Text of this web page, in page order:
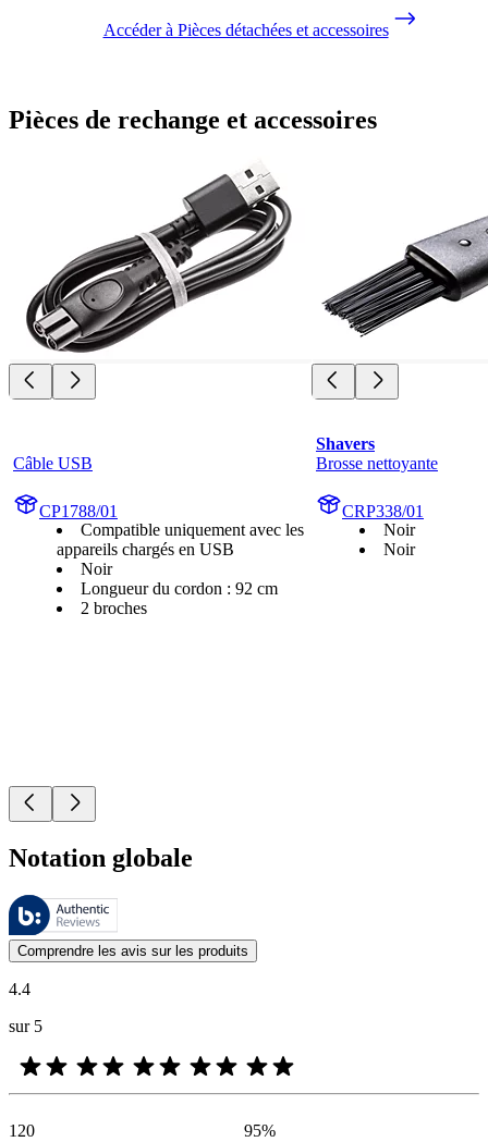
Accéder à Pièces détachées et accessoires
Pièces de rechange et accessoires
Câble USB
CP1788/01
Compatible uniquement avec les
appareils chargés en USB
Noir
Longueur du cordon : 92 cm
2 broches
Shavers
Brosse nettoyante
CRP338/01
Noir
Noir
Notation globale
Ces évaluations sont gérées par Bazaarvoice et sont conformes à la
Les avis des clients exprimés sous forme d'évaluations de produits
Comprendre les avis sur les produits
4.4
sur 5
120
95%